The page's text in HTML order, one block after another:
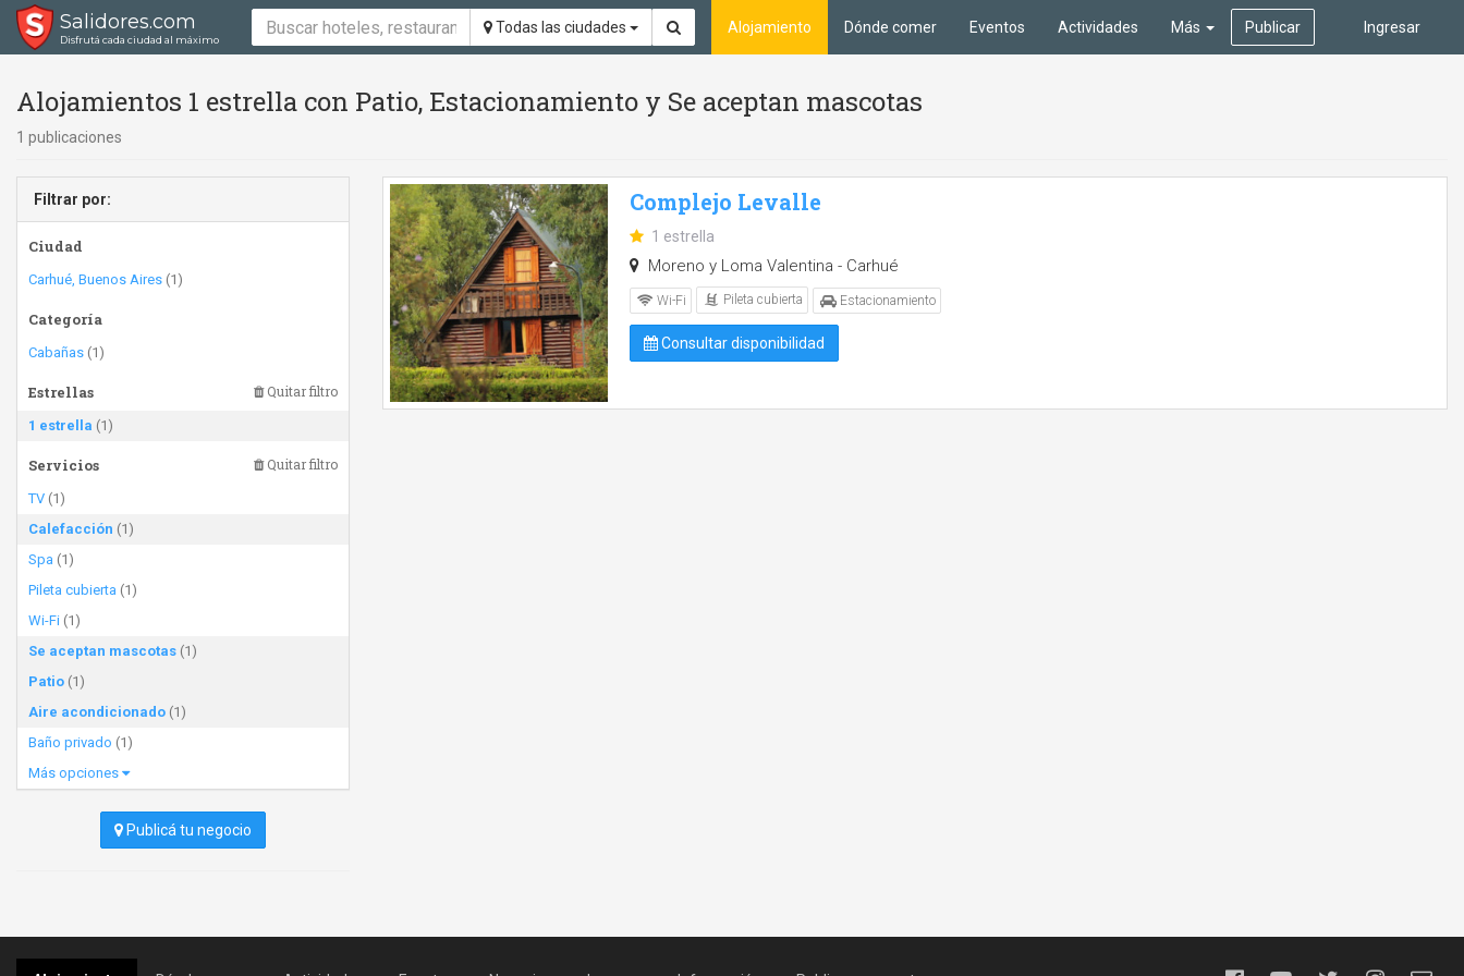
Salidores.com
Disfrutá cada ciudad al máximo
Todas las ciudades Ingresar
Alojamiento Dónde comer Eventos Actividades Más Publicar
Alojamientos 1 estrella con Patio, Estacionamiento y Se aceptan mascotas
1 publicaciones
Filtrar por:
Ciudad
Carhué, Buenos Aires (1)
Categoría
Cabañas (1)
Estrellas Quitar filtro
1 estrella (1)
Servicios Quitar filtro
TV (1)
Calefacción (1)
Spa (1)
Pileta cubierta (1)
Wi-Fi (1)
Se aceptan mascotas (1)
Patio (1)
Aire acondicionado (1)
Baño privado (1)
Más opciones
Publicá tu negocio
Complejo Levalle
1 estrella
Moreno y Loma Valentina - Carhué
Wi-Fi Pileta cubierta Estacionamiento
Consultar disponibilidad